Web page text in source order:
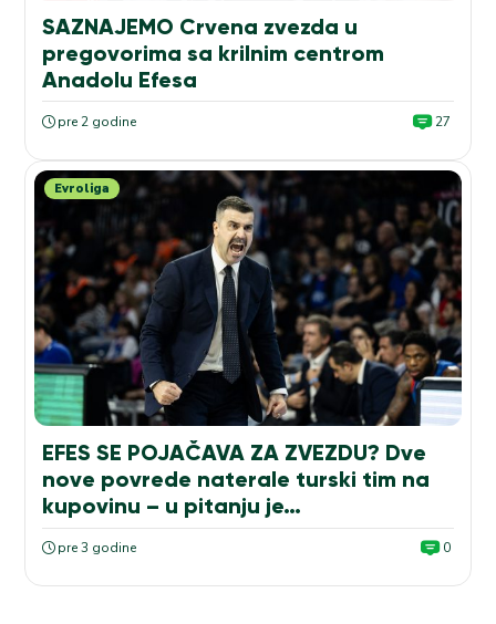
SAZNAJEMO Crvena zvezda u
pregovorima sa krilnim centrom
Anadolu Efesa
pre 2 godine 27
Evroliga
EFES SE POJAČAVA ZA ZVEZDU? Dve
nove povrede naterale turski tim na
kupovinu – u pitanju je…
pre 3 godine 0